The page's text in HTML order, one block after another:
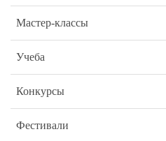
Мастер-классы
Учеба
Конкурсы
Фестивали